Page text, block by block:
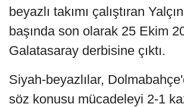
beyazlı takımı çalıştıran
başında son olarak 25 Ekim
Galatasaray derbisine çıktı.
Siyah-beyazlılar,
söz konusu mücadeleyi 2-1